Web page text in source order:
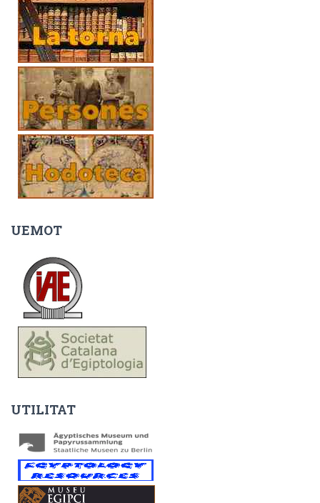
UEMOT
UTILITAT